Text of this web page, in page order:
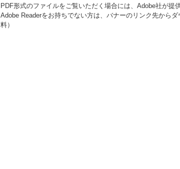
PDF形式のファイルをご覧いただく場合には、Adobe社が提
Adobe Readerをお持ちでない方は、バナーのリンク先から
料）